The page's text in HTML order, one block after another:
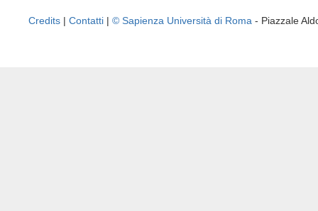
Credits | Contatti | © Sapienza Università di Roma - Piazzale